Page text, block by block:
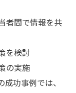
者間で情報を共
を検討
の実施
功事例では、